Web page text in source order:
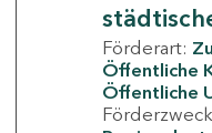
Förderart:
Öffentliche
Öffentliche